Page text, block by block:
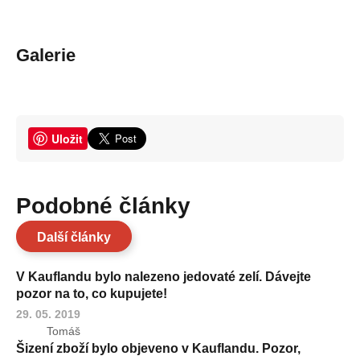
Galerie
Uložit
Podobné články
Další články
V Kauflandu bylo nalezeno jedovaté zelí. Dávejte
pozor na to, co kupujete!
29. 05. 2019
Tomáš
Šizení zboží bylo objeveno v Kauflandu. Pozor,